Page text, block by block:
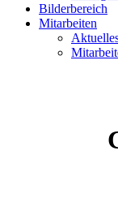
Bilderbereich
Mitarbeiten